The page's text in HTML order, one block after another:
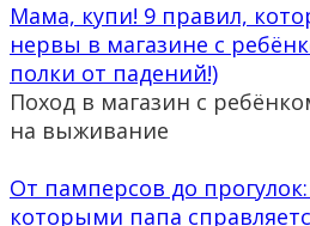
Мама, купи! 9 правил,
нервы в магазине с
полки от падений!)
Поход в магазин с
на выживание
От памперсов до прогулок:
которыми папа